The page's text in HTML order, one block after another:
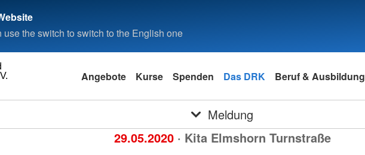
the switch to switch to the English one
Angebote Kurse Spenden Das DRK Beruf & Ausbildung
Meldung
29.05.2020 · Kita Elmshorn Turnstraße